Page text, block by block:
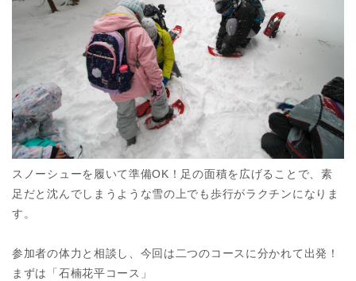
スノーシューを履いて準備OK！足の面積を広げることで、素
足だと沈んでしまうような雪の上でも歩行がラクチンになりま
す。
参加者の体力と相談し、今回は二つのコースに分かれて出発！
まずは「石楠花平コース」